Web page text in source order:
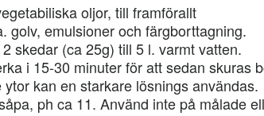
oljor, till framförallt
golv, emulsioner och färgborttagning.
skedar (ca 25g) till 5 l. varmt vatten.
i 15-30 minuter för att sedan skuras
kan en starkare lösnings användas.
ph ca 11. Använd inte på målade